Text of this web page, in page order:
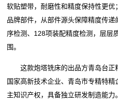
软贴塑带，耐磨性和精度保持性更
品牌部件，从部件源头保障精度传
序检测、128项装配精度检测，层层
围。
这款炮塔铣床的出品方青岛台正
国家高新技术企业、青岛市专精特
主知识产权，具备独立研发制造能力